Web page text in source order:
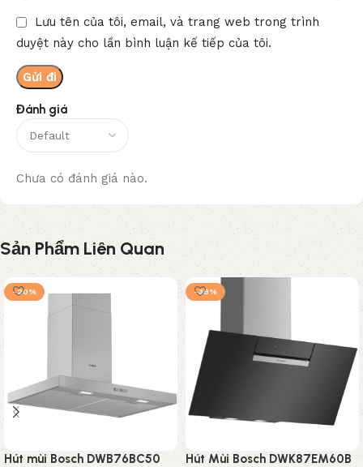
Đánh giá
Chưa có đánh giá nào.
Lưu tên của tôi, email, và trang web trong trình
duyệt này cho lần bình luận kế tiếp của tôi.
Sản Phẩm Liên Quan
-20%
Hút mùi Bosch DWB76BC50
-38%
Hút Mùi Bosch DWK87EM60B